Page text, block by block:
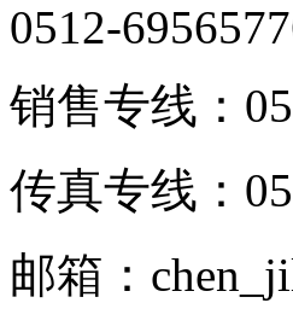
0512-
销售专线：
传真专线：
邮箱：